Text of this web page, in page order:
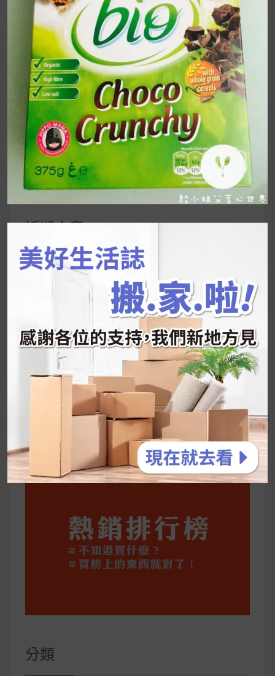
導
覽
UrMart 為你打造理想生活
搜
尋
關
鍵
近期文章
韓國人為什麼不容易胖？
推的MZ Diet ！
好吃的蛋白點心還有好玩的運動小遊戲！今年過
年已經等不及帶這盒跟我的親戚、朋友們一起分
享～
2026 過年禮盒推薦｜五款百元健康伴手禮
停用猛健樂後會反彈嗎？作用解析＋停藥後體重
維持全攻略
公主營養師：飲食改變也是能快樂執行的！6 個
你一定要知道的技巧
分類